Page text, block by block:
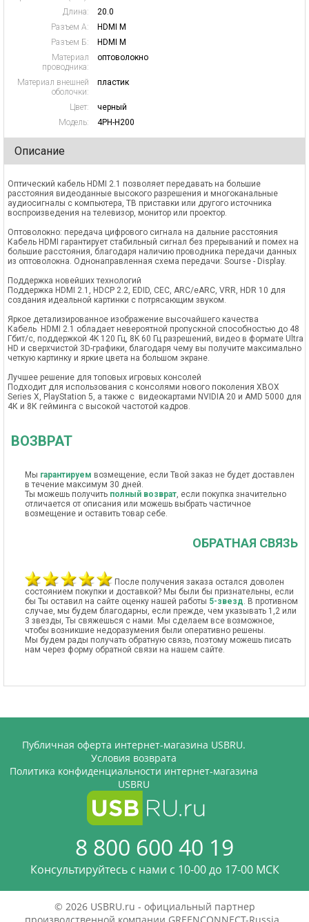
Длина:
20.0
Разъем А:
HDMI M
Разъем Б:
HDMI M
Материал
проводника:
оптоволокно
Материал внешней
оболочки:
пластик
Цвет:
черный
Модель:
4PH-H200
Описание
Оптический кабель HDMI 2.1 позволяет передавать на большие
расстояния видеоданные высокого разрешения и многоканальные
аудиосигналы с компьютера, ТВ приставки или другого источника
воспроизведения на телевизор, монитор или проектор.
Оптоволокно: передача цифрового сигнала на дальние расстояния
Кабель HDMI гарантирует стабильный сигнал без прерываний и помех на
большие расстояния, благодаря наличию проводника передачи данных
из оптоволокна. Однонаправленная схема передачи: Sourse - Display.
Поддержка новейших технологий
Поддержка HDMI 2.1, HDCP 2.2, EDID, CEC, ARС/eARC, VRR, HDR 10 для
создания идеальной картинки с потрясающим звуком.
Яркое детализированное изображение высочайшего качества
Кабель HDMI 2.1 обладает невероятной пропускной способностью до 48
Гбит/c, поддержкой 4K 120 Гц, 8K 60 Гц разрешений, видео в формате Ultra
HD и сверхчистой 3D-графики, благодаря чему вы получите максимально
четкую картинку и яркие цвета на большом экране.
Лучшее решение для топовых игровых консолей
Подходит для использования с консолями нового поколения XBOX
Series X, PlayStation 5, а также с видеокартами NVIDIA 20 и AMD 5000 для
4К и 8К гейминга с высокой частотой кадров.
ВОЗВРАТ
Мы гарантируем возмещение, если Твой заказ не будет доставлен
в течение максимум 30 дней.
Ты можешь получить полный возврат, если покупка значительно
отличается от описания или можешь выбрать частичное
возмещение и оставить товар себе.
ОБРАТНАЯ СВЯЗЬ
После получения заказа остался доволен
состоянием покупки и доставкой? Мы были бы признательны, если
бы Ты оставил на сайте оценку нашей работы 5-звезд. В противном
случае, мы будем благодарны, если прежде, чем указывать 1,2 или
3 звезды, Ты свяжешься с нами. Мы сделаем все возможное,
чтобы возникшие недоразумения были оперативно решены.
Мы будем рады получать обратную связь, поэтому можешь писать
нам через форму обратной связи на нашем сайте.
Публичная оферта интернет-магазина USBRU.
Условия возврата
Политика конфиденциальности интернет-магазина
USBRU
8 800 600 40 19
Консультируйтесь с нами c 10-00 до 17-00 МСК
© 2026 USBRU.ru - официальный партнер